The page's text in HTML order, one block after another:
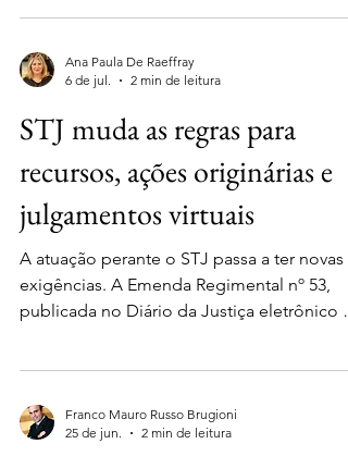
internet, justiça gratuita, Carf e uberização.
Entre os principais julgamentos previstos:
5/8 | Expurgos inflacionários — RE 1.141.156
Discussão sobre a inclusão de expurgos
inflacionários na correção monetária de
depósitos judiciais.
Ana Paula De Raeffray
6 de jul.
2 min de leitura
STJ muda as regras para
recursos, ações originárias e
julgamentos virtuais
A atuação perante o STJ passa a ter novas
exigências. A Emenda Regimental nº 53,
publicada no Diário da Justiça eletrônico
processuais, no julgamento virtual e na
sistemática dos recursos repetitivos. Entre
Franco Mauro Russo Brugioni
25 de jun.
2 min de leitura